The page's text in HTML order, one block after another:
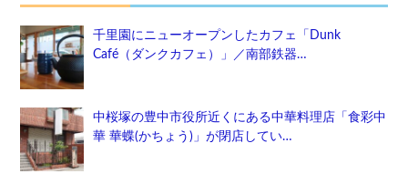
千里園にニューオープンしたカフェ「Dunk
Café（ダンクカフェ）」／南部鉄器…
中桜塚の豊中市役所近くにある中華料理店「食彩中
華 華蝶(かちょう)」が閉店してい…